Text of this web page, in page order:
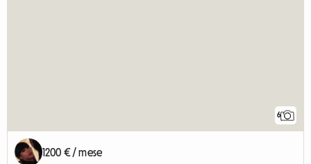
6
1200 € / mese